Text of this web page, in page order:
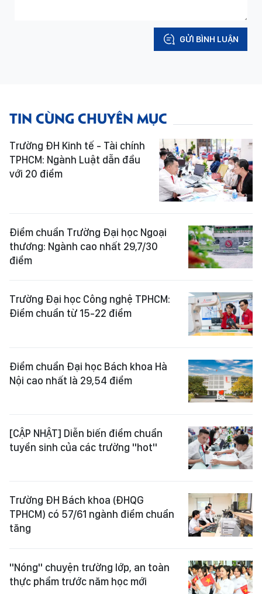
GỬI BÌNH LUẬN
TIN CÙNG CHUYÊN MỤC
Trường ĐH Kinh tế - Tài chính
TPHCM: Ngành Luật dẫn đầu
với 20 điểm
Điểm chuẩn Trường Đại học Ngoại
thương: Ngành cao nhất 29,7/30
điểm
Trường Đại học Công nghệ TPHCM:
Điểm chuẩn từ 15-22 điểm
Điểm chuẩn Đại học Bách khoa Hà
Nội cao nhất là 29,54 điểm
[CẬP NHẬT] Diễn biến điểm chuẩn
tuyển sinh của các trường "hot"
Trường ĐH Bách khoa (ĐHQG
TPHCM) có 57/61 ngành điểm chuẩn
tăng
"Nóng" chuyện trường lớp, an toàn
thực phẩm trước năm học mới